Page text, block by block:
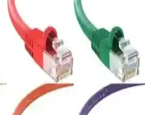
Ethernet Kablosu: Gigabit
Ağ Çözümleri
Kablosu, UTP yapısı ile Gigabit
güvenilir iletişim sağlar ve 250 MHz bant
uçlar (50 µm), PVC dış kaplama ve
m aralığında uzunluklar sunar;
ve Vetech Cat7 Ethernet